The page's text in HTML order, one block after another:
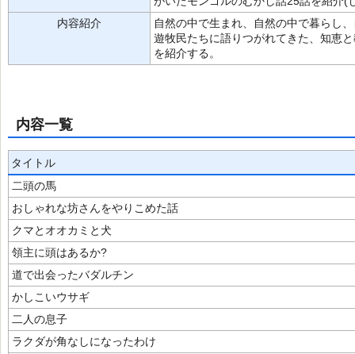
内容紹介
自然の中で生まれ、自然の中で暮らし
遊牧民たちに語りつがれてきた、知恵
を紹介する。
内容一覧
タイトル
二頭の馬
おしゃれな坊さんをやりこめた話
クマとオオカミと犬
領主に頭はあるか?
道で出会ったバダルチン
かしこいウサギ
二人の息子
ラクダが角なしになったわけ